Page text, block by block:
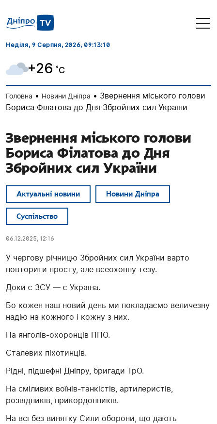
Неділя, 9 Серпня, 2026, 09:13:11
+26 ˚C
Головна • Новини Дніпра • Звернення міського голови
Бориса Філатова до Дня Збройних сил України
Звернення міського голови
Бориса Філатова до Дня
Збройних сил України
Актуальні новини Новини Дніпра
Суспільство
06.12.2025, 12:16
У чергову річницю Збройних сил України варто
повторити просту, але всеохопну тезу.
Доки є ЗСУ — є Україна.
Бо кожен наш новий день ми покладаємо величезну
надію на кожного і кожну з них.
На янголів-охоронців ППО.
Сталевих піхотинців.
Рідні, підшефні Дніпру, бригади ТрО.
На сміливих воїнів-танкістів, артилеристів,
розвідників, прикордонників.
На всі без винятку Сили оборони, що дають